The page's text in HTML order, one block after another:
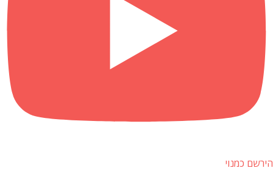
הירשם כמנוי